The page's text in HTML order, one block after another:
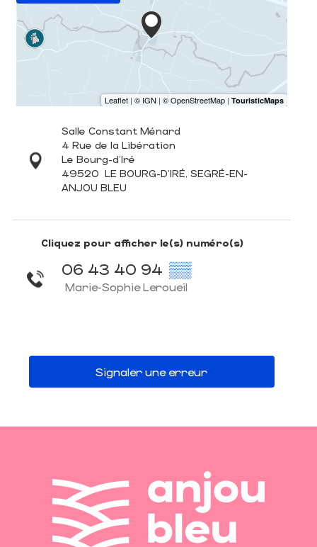
Salle Constant Ménard
4 Rue de la Libération
Le Bourg-d'Iré
49520 LE BOURG-D'IRÉ, SEGRÉ-EN-
ANJOU BLEU
Cliquez pour afficher le(s) numéro(s)
06 43 40 94 ▒▒
Marie-Sophie Leroueil
Signaler une erreur